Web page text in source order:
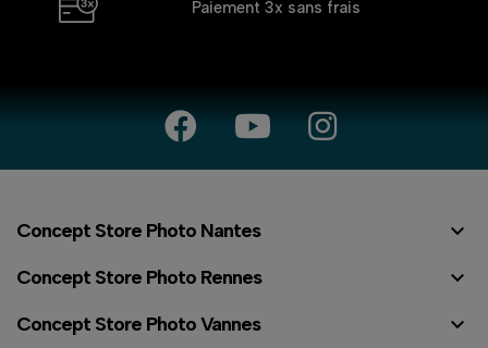
Paiement 3x sans frais
Concept Store Photo Nantes 
Concept Store Photo Rennes 
Concept Store Photo Vannes 